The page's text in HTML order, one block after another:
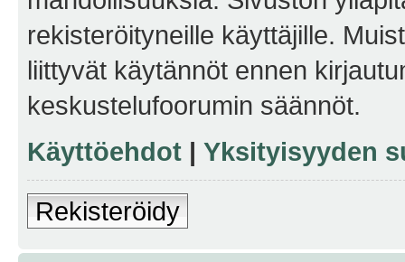
rekisteröityneille käyttäjille.
liittyvät käytännöt ennen
keskustelufoorumin säännöt.
Käyttöehdot | Yksityisyyden
Rekisteröidy